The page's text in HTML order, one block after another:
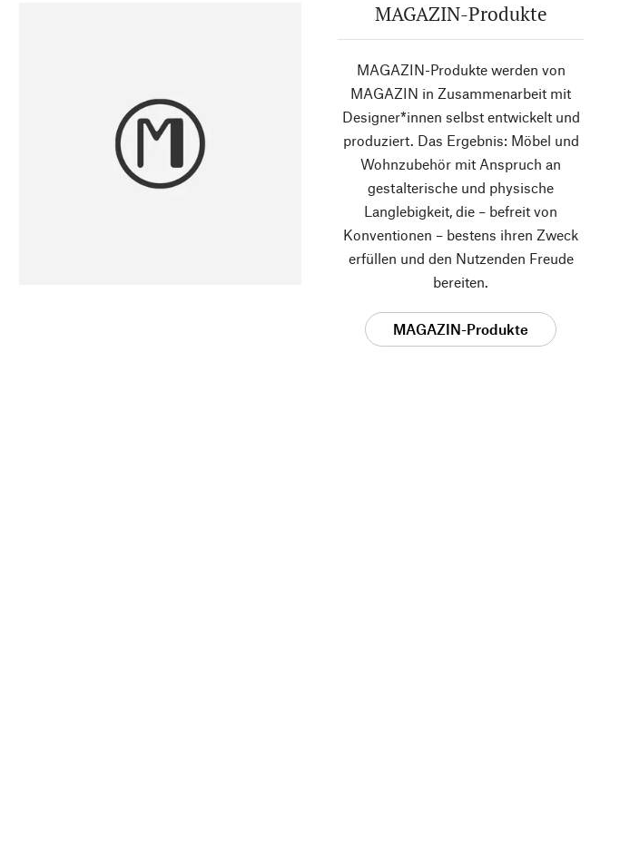
MAGAZIN-Produkte
MAGAZIN-Produkte werden von
MAGAZIN in Zusammenarbeit mit
Designer*innen selbst entwickelt und
produziert. Das Ergebnis: Möbel und
Wohnzubehör mit Anspruch an
gestalterische und physische
Langlebigkeit, die – befreit von
Konventionen – bestens ihren Zweck
erfüllen und den Nutzenden Freude
bereiten.
MAGAZIN-Produkte